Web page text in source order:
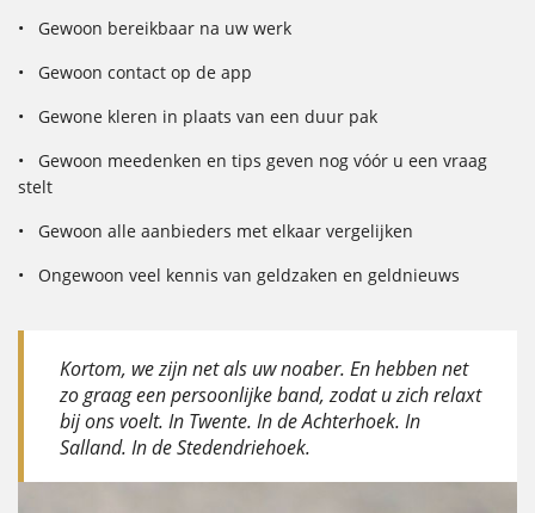
• Gewoon bereikbaar na uw werk
• Gewoon contact op de app
• Gewone kleren in plaats van een duur pak
• Gewoon meedenken en tips geven nog vóór u een vraag
stelt
• Gewoon alle aanbieders met elkaar vergelijken
• Ongewoon veel kennis van geldzaken en geldnieuws
Kortom, we zijn net als uw noaber. En hebben net
zo graag een persoonlijke band, zodat u zich relaxt
bij ons voelt. In Twente. In de Achterhoek. In
Salland. In de Stedendriehoek.